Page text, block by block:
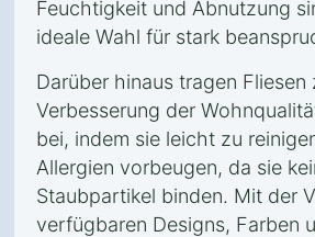
Feuchtigkeit und Abnutzung
ideale Wahl für stark
Darüber hinaus tragen Fliesen
Verbesserung der
bei, indem sie leicht zu
Allergien vorbeugen, da sie
Staubpartikel binden. Mit der
verfügbaren Designs, Farben